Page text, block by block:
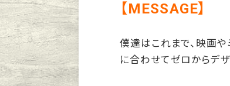
【MESSAGE】
僕達はこれまで、映画や
に合わせてゼロからデザ